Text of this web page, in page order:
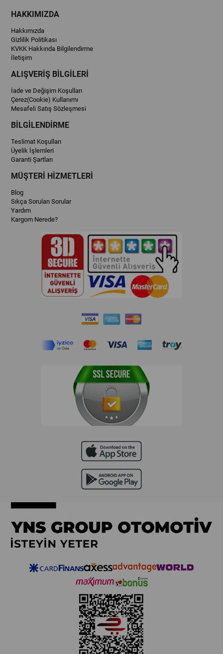
HAKKIMIZDA
Hakkımızda
Gizlilik Politikası
KVKK Hakkında Bilgilendirme
İletişim
ALIŞVERİŞ BİLGİLERİ
İade ve Değişim Koşulları
Çerez(Cookie) Kullanımı
Mesafeli Satış Sözleşmesi
BİLGİLENDİRME
Teslimat Koşulları
Üyelik İşlemleri
Garanti Şartları
MÜŞTERİ HİZMETLERİ
Blog
Sıkça Sorulan Sorular
Yardım
Kargom Nerede?